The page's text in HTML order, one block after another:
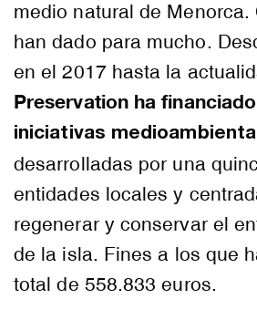
medio natural de Menorca.
han dado para mucho.
en el 2017 hasta la
Preservation ha financiado
iniciativas
desarrolladas por una
entidades locales y
regenerar y conservar el
de la isla. Fines a los que
total de 558.833 euros.